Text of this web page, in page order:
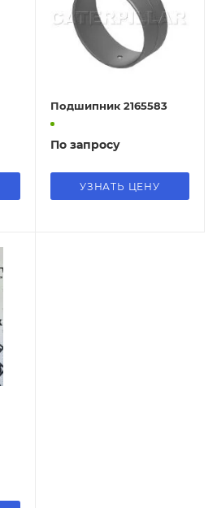
Подшипник 2165583
По запросу
УЗНАТЬ ЦЕНУ